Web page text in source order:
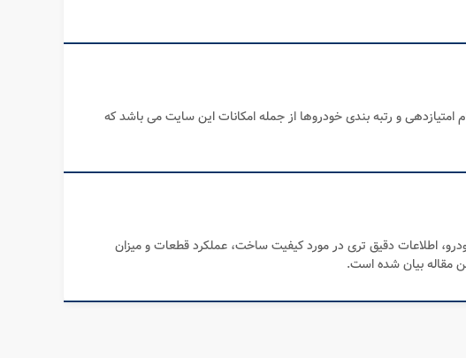
امتیازدهی و رتبه بندی خودروها از جمله امکانات این سایت می باشد که
اطلاعات دقیق تری در مورد کیفیت ساخت، عملکرد قطعات و میزان
مقاله بیان شده است.